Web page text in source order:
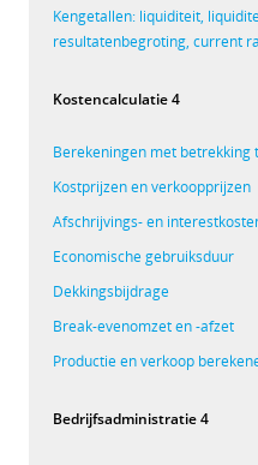
Kengetallen: liquiditeit,
resultatenbegroting, current
Kostencalculatie 4
Berekeningen met betrekking
Kostprijzen en verkoopprijzen
Afschrijvings- en
Economische gebruiksduur
Dekkingsbijdrage
Break-evenomzet en -afzet
Productie en verkoop
Bedrijfsadministratie 4